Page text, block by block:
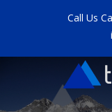
Call Us